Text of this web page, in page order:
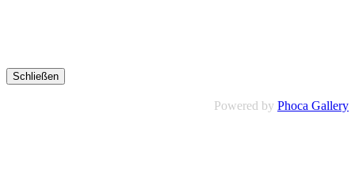
Schließen
Powered by Phoca Gallery